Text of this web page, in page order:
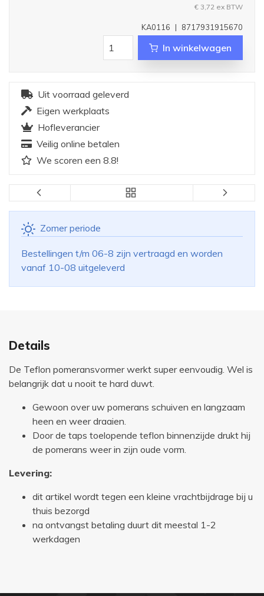
€ 3,72 ex BTW
8717931915670
|
KA0116
In winkelwagen
Uit voorraad geleverd
Eigen werkplaats
Hofleverancier
Veilig online betalen
We scoren een 8.8!
Zomer periode
Bestellingen t/m 06-8 zijn vertraagd en worden
vanaf 10-08 uitgeleverd
Details
De Teflon pomeransvormer werkt super eenvoudig. Wel is
belangrijk dat u nooit te hard duwt.
Gewoon over uw pomerans schuiven en langzaam
heen en weer draaien.
Door de taps toelopende teflon binnenzijde drukt hij
de pomerans weer in zijn oude vorm.
Levering:
dit artikel wordt tegen een kleine vrachtbijdrage bij u
thuis bezorgd
na ontvangst betaling duurt dit meestal 1-2
werkdagen